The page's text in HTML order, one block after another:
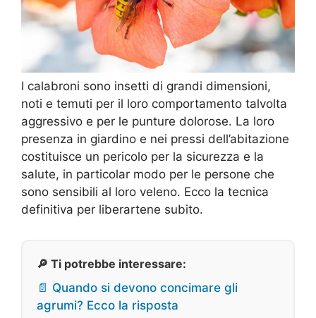
I calabroni sono insetti di grandi dimensioni,
noti e temuti per il loro comportamento talvolta
aggressivo e per le punture dolorose. La loro
presenza in giardino e nei pressi dell’abitazione
costituisce un pericolo per la sicurezza e la
salute, in particolar modo per le persone che
sono sensibili al loro veleno. Ecco la tecnica
definitiva per liberartene subito.
🔎 Ti potrebbe interessare:
📄 Quando si devono concimare gli
agrumi? Ecco la risposta